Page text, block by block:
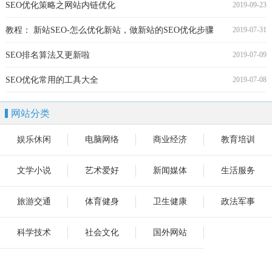
2019-09-23
SEO优化策略之网站内链优化
2019-07-31
教程： 新站SEO-怎么优化新站，做新站的SEO优化步骤
2019-07-09
SEO排名算法又更新啦
2019-07-08
SEO优化常用的工具大全
网站分类
娱乐休闲 电脑网络 商业经济 教育培训
文学小说 艺术爱好 新闻媒体 生活服务
旅游交通 体育健身 卫生健康 政法军事
科学技术 社会文化 国外网站